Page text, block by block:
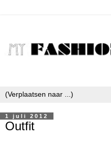
1 juli 2012
Outfit